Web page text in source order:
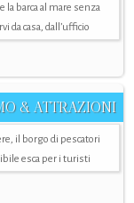
la barca al mare senza
da casa, dall’ufficio
& ATTRAZIONI
il borgo di pescatori
esca per i turisti